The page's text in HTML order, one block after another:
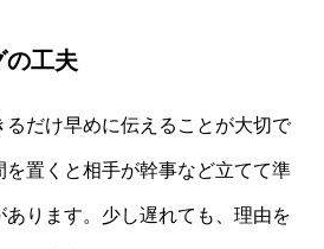
の工夫
るだけ早めに伝えることが大切で
置くと相手が幹事など立てて準
ります。少し遅れても、理由を